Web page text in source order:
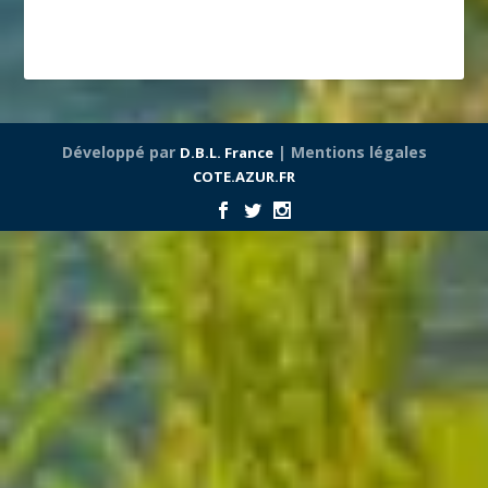
Développé par D.B.L. France| Mentions légales
COTE.AZUR.FR